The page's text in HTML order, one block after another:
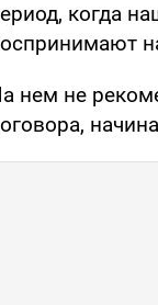
когда
нем не